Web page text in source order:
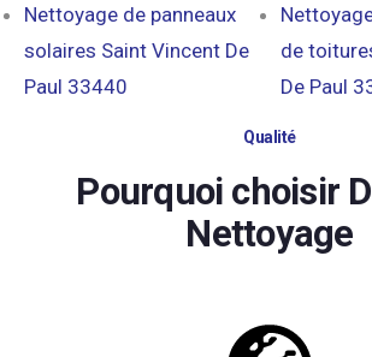
Nettoyage de panneaux
solaires Saint Vincent De
Paul 33440
de
De Paul
Qualité
Pourquoi choisir
Nettoyage